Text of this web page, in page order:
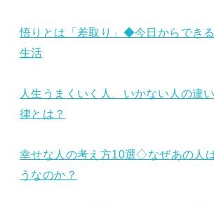
悟りとは「差取り」◆今日からでき
生活
人生うまくいく人、いかない人の違
律とは？
幸せな人の考え方10選◇なぜあの人
うなのか？